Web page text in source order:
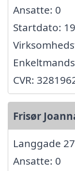
Ansatte: 0
Startdato:
CVR:
Frisør
Langgade
Ansatte: 0